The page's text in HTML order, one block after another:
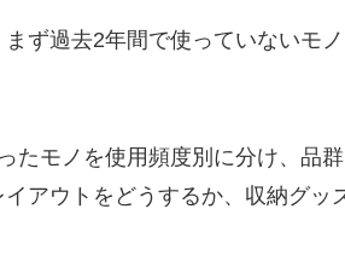
ず過去2年間で使っていないモ
たモノを使用頻度別に分け、品
アウトをどうするか、収納グッ